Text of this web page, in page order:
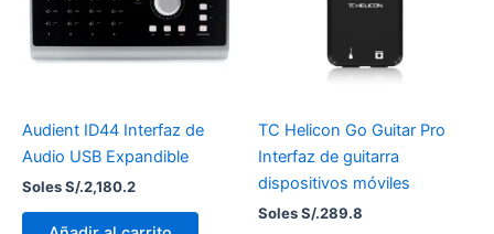
Audient ID44 Interfaz de
Audio USB Expandible
Soles S/.2,180.2
TC Helicon Go Guitar Pro
Interfaz de guitarra
dispositivos móviles
Soles S/.289.8